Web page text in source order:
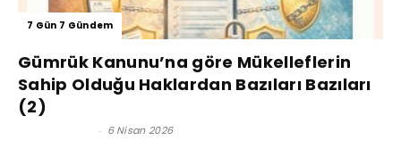
7 Gün 7 Gündem
Gümrük Kanunu’na göre Mükelleflerin
Sahip Olduğu Haklardan Bazıları Bazıları
(2)
- 6 Nisan 2026